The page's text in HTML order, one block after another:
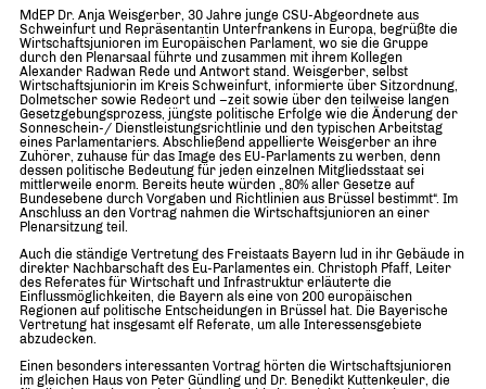
MdEP Dr. Anja Weisgerber, 30 Jahre junge CSU-Abgeordnete aus
Schweinfurt und Repräsentantin Unterfrankens in Europa, begrüßte die
Wirtschaftsjunioren im Europäischen Parlament, wo sie die Gruppe
durch den Plenarsaal führte und zusammen mit ihrem Kollegen
Alexander Radwan Rede und Antwort stand. Weisgerber, selbst
Wirtschaftsjuniorin im Kreis Schweinfurt, informierte über Sitzordnung,
Dolmetscher sowie Redeort und –zeit sowie über den teilweise langen
Gesetzgebungsprozess, jüngste politische Erfolge wie die Änderung der
Sonneschein-/ Dienstleistungsrichtlinie und den typischen Arbeitstag
eines Parlamentariers. Abschließend appellierte Weisgerber an ihre
Zuhörer, zuhause für das Image des EU-Parlaments zu werben, denn
dessen politische Bedeutung für jeden einzelnen Mitgliedsstaat sei
mittlerweile enorm. Bereits heute würden „80% aller Gesetze auf
Bundesebene durch Vorgaben und Richtlinien aus Brüssel bestimmt“. Im
Anschluss an den Vortrag nahmen die Wirtschaftsjunioren an einer
Plenarsitzung teil.
Auch die ständige Vertretung des Freistaats Bayern lud in ihr Gebäude in
direkter Nachbarschaft des Eu-Parlamentes ein. Christoph Pfaff, Leiter
des Referates für Wirtschaft und Infrastruktur erläuterte die
Einflussmöglichkeiten, die Bayern als eine von 200 europäischen
Regionen auf politische Entscheidungen in Brüssel hat. Die Bayerische
Vertretung hat insgesamt elf Referate, um alle Interessensgebiete
abzudecken.
Einen besonders interessanten Vortrag hörten die Wirtschaftsjunioren
im gleichen Haus von Peter Gündling und Dr. Benedikt Kuttenkeuler, die